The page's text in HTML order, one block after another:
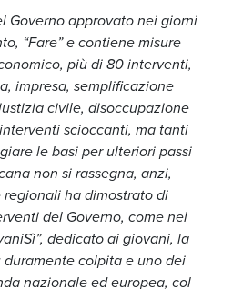
Governo approvato nei giorni
“Fare” e contiene misure
più di 80 interventi,
impresa, semplificazione
civile, disoccupazione
scioccanti, ma tanti
le basi per ulteriori passi
non si rassegna, anzi,
ha dimostrato di
del Governo, come nel
dedicato ai giovani, la
colpita e uno dei
nazionale ed europea, col